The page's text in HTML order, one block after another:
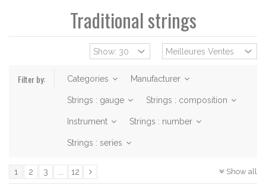
Traditional strings
Filter by: Categories Manufacturer
Strings : gauge Strings : composition
Instrument Strings : number
Strings : series
Show all
1 2 3 12